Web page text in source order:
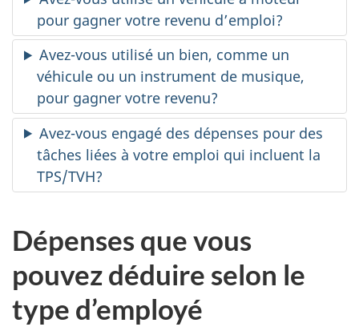
pour gagner votre revenu d’emploi?
Avez-vous utilisé un bien, comme un
véhicule ou un instrument de musique,
pour gagner votre revenu?
Avez-vous engagé des dépenses pour des
tâches liées à votre emploi qui incluent la
TPS/TVH?
Dépenses que vous
pouvez déduire selon le
type d’employé